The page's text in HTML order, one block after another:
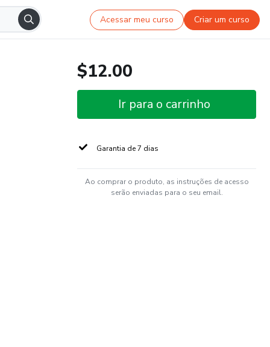
Acessar meu curso Criar um curso
$12.00
Ir para o carrinho
Garantia de 7 dias
Ao comprar o produto, as instruções de acesso
serão enviadas para o seu email.